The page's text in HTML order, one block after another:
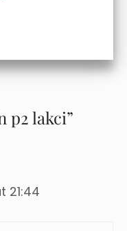
p2 lakci”
21:44